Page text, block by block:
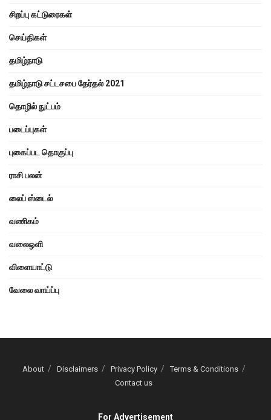
சிறப்பு கட்டுரைகள்
செய்திகள்
தமிழ்நாடு
தமிழ்நாடு சட்டசபை தேர்தல் 2021
தொழில் நுட்பம்
படைப்புகள்
புகைப்பட தொகுப்பு
ராசி பலன்
லைப் ஸ்டைல்
வணிகம்
வலைஒளி
விளையாட்டு
வேலை வாய்ப்பு
About Disclaimers Privacy Policy
Terms & Conditions
Contact us
For Advertisement